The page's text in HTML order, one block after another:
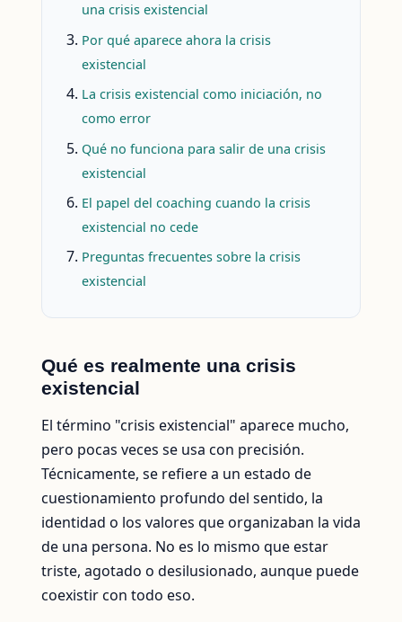
una crisis existencial
Por qué aparece ahora la crisis
existencial
La crisis existencial como iniciación, no
como error
Qué no funciona para salir de una crisis
existencial
El papel del coaching cuando la crisis
existencial no cede
Preguntas frecuentes sobre la crisis
existencial
Qué es realmente una crisis
existencial
El término "crisis existencial" aparece mucho,
pero pocas veces se usa con precisión.
Técnicamente, se refiere a un estado de
cuestionamiento profundo del sentido, la
identidad o los valores que organizaban la vida
de una persona. No es lo mismo que estar
triste, agotado o desilusionado, aunque puede
coexistir con todo eso.